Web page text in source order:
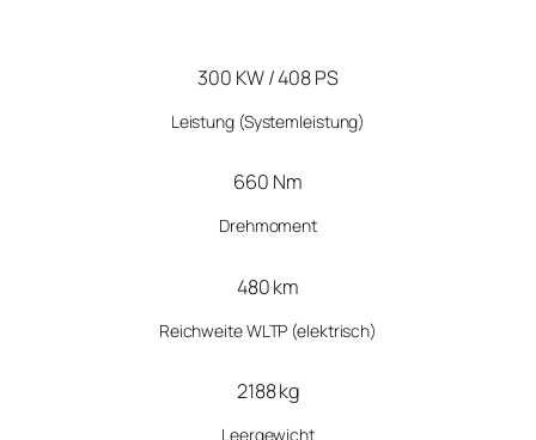
300 KW / 408 PS
Leistung(Systemleistung)
660 Nm
Drehmoment
480 km
Reichweite WLTP (elektrisch)
2188 kg
Leergewicht